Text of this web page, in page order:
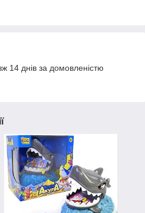
14 днів за домовленістю